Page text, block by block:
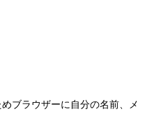
ブラウザーに自分の名前、メ